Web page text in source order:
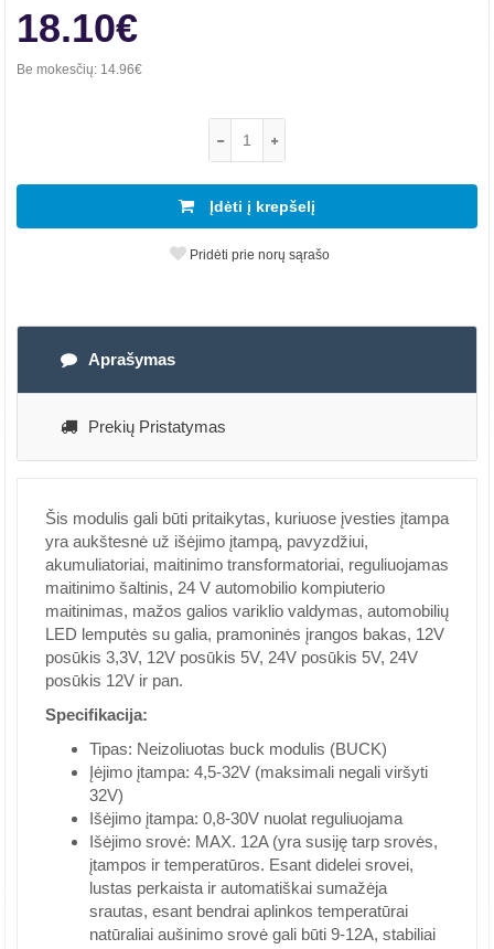
18.10€
Be mokesčių: 14.96€
Įdėti į krepšelį
Pridėti prie norų sąrašo
Aprašymas
Prekių Pristatymas
Šis modulis gali būti pritaikytas, kuriuose įvesties įtampa
yra aukštesnė už išėjimo įtampą, pavyzdžiui,
akumuliatoriai, maitinimo transformatoriai, reguliuojamas
maitinimo šaltinis, 24 V automobilio kompiuterio
maitinimas, mažos galios variklio valdymas, automobilių
LED lemputės su galia, pramoninės įrangos bakas, 12V
posūkis 3,3V, 12V posūkis 5V, 24V posūkis 5V, 24V
posūkis 12V ir pan.
Specifikacija:
Tipas: Neizoliuotas buck modulis (BUCK)
Įėjimo įtampa: 4,5-32V (maksimali negali viršyti
32V)
Išėjimo įtampa: 0,8-30V nuolat reguliuojama
Išėjimo srovė: MAX. 12A (yra susiję tarp srovės,
įtampos ir temperatūros. Esant didelei srovei,
lustas perkaista ir automatiškai sumažėja
srautas, esant bendrai aplinkos temperatūrai
natūraliai aušinimo srovė gali būti 9-12A, stabiliai